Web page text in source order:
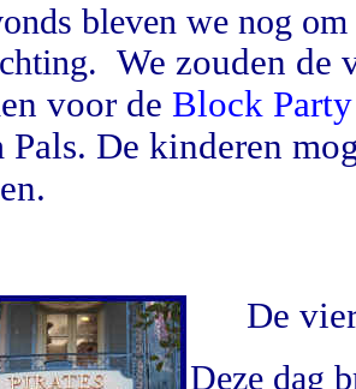
bleven we nog
We zouden de
voor de Block
De kinderen
De
Deze dag